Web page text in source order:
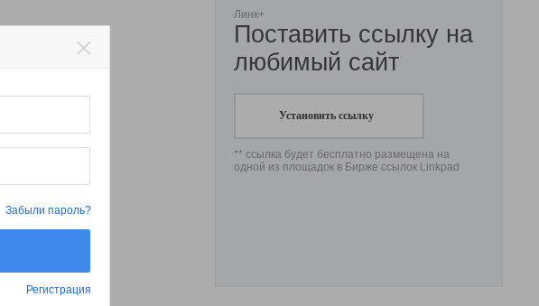
Линк+
Поставить ссылку на
любимый сайт
Установить ссылку
** ссылка будет бесплатно размещена на
одной из площадок в Бирже ссылок Linkpad
Регистрация
Забыли пароль?